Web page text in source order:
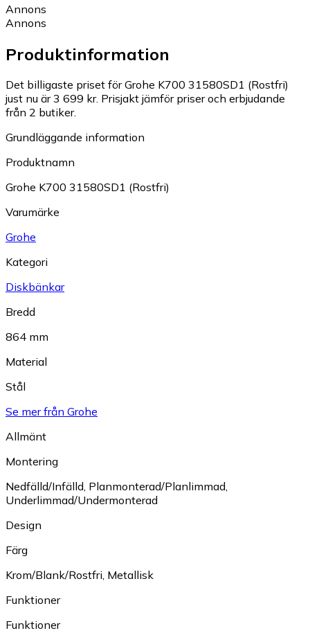
Annons
Annons
Produktinformation
Det billigaste priset för Grohe K700 31580SD1 (Rostfri)
just nu är 3 699 kr. Prisjakt jämför priser och erbjudande
från 2 butiker.
Grundläggande information
Produktnamn
Grohe K700 31580SD1 (Rostfri)
Varumärke
Grohe
Kategori
Diskbänkar
Bredd
864 mm
Material
Stål
Se mer från Grohe
Allmänt
Montering
Nedfälld/Infälld, Planmonterad/Planlimmad,
Underlimmad/Undermonterad
Design
Färg
Krom/Blank/Rostfri, Metallisk
Funktioner
Funktioner